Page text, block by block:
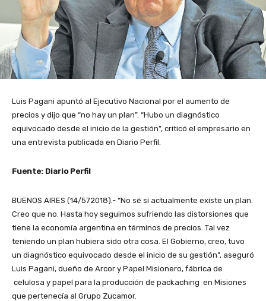
Luis Pagani apuntó al Ejecutivo Nacional por el aumento de
precios y dijo que “no hay un plan”. “Hubo un diagnóstico
equivocado desde el inicio de la gestión”, criticó el empresario en
una entrevista publicada en Diario Perfil.
Fuente: Diario Perfil
BUENOS AIRES (14/572018).- “No sé si actualmente existe un plan.
Creo que no. Hasta hoy seguimos sufriendo las distorsiones que
tiene la economía argentina en términos de precios. Tal vez
teniendo un plan hubiera sido otra cosa. El Gobierno, creo, tuvo
un diagnóstico equivocado desde el inicio de su gestión”, aseguró
Luis Pagani, dueño de Arcor y Papel Misionero, fábrica de
celulosa y papel para la producción de packaching en Misiones
que pertenecía al Grupo Zucamor.